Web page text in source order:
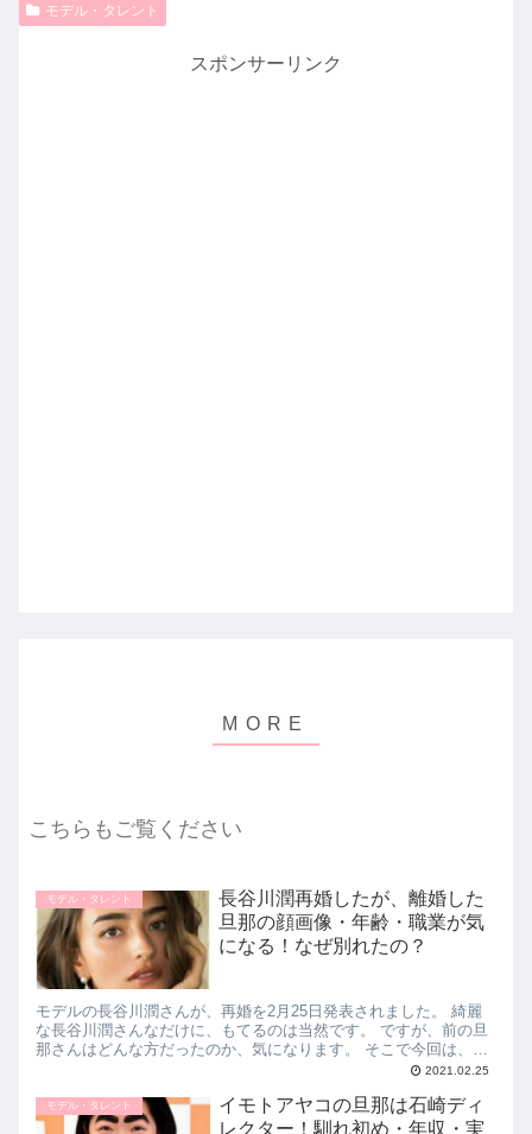
モデル・タレント
スポンサーリンク
こちらもご覧ください
モデル・タレント
長谷川潤再婚したが、離婚した
旦那の顔画像・年齢・職業が気
になる！なぜ別れたの？
モデルの長谷川潤さんが、再婚を2月25日発表されました。 綺麗
な長谷川潤さんなだけに、もてるのは当然です。 ですが、前の旦
那さんはどんな方だったのか、気になります。 そこで今回は、長
谷川潤の離婚した旦那の顔画像・年齢・職業は？なぜ別れた2021.02.25
モデル・タレント
イモトアヤコの旦那は石崎ディ
レクター！馴れ初め・年収・実